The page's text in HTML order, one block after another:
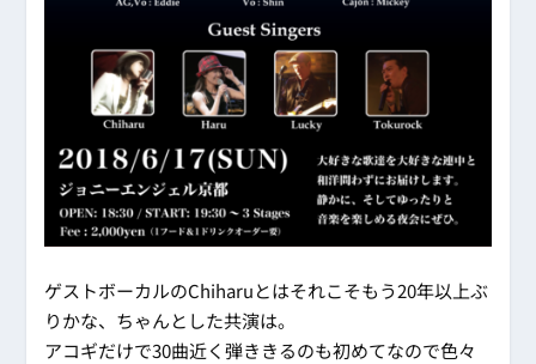
ゲストボーカルのChiharuとはそれこそもう20年以上ぶ
りかな、ちゃんとした共演は。
アコギだけで30曲近く弾ききるのも初めてなので色々